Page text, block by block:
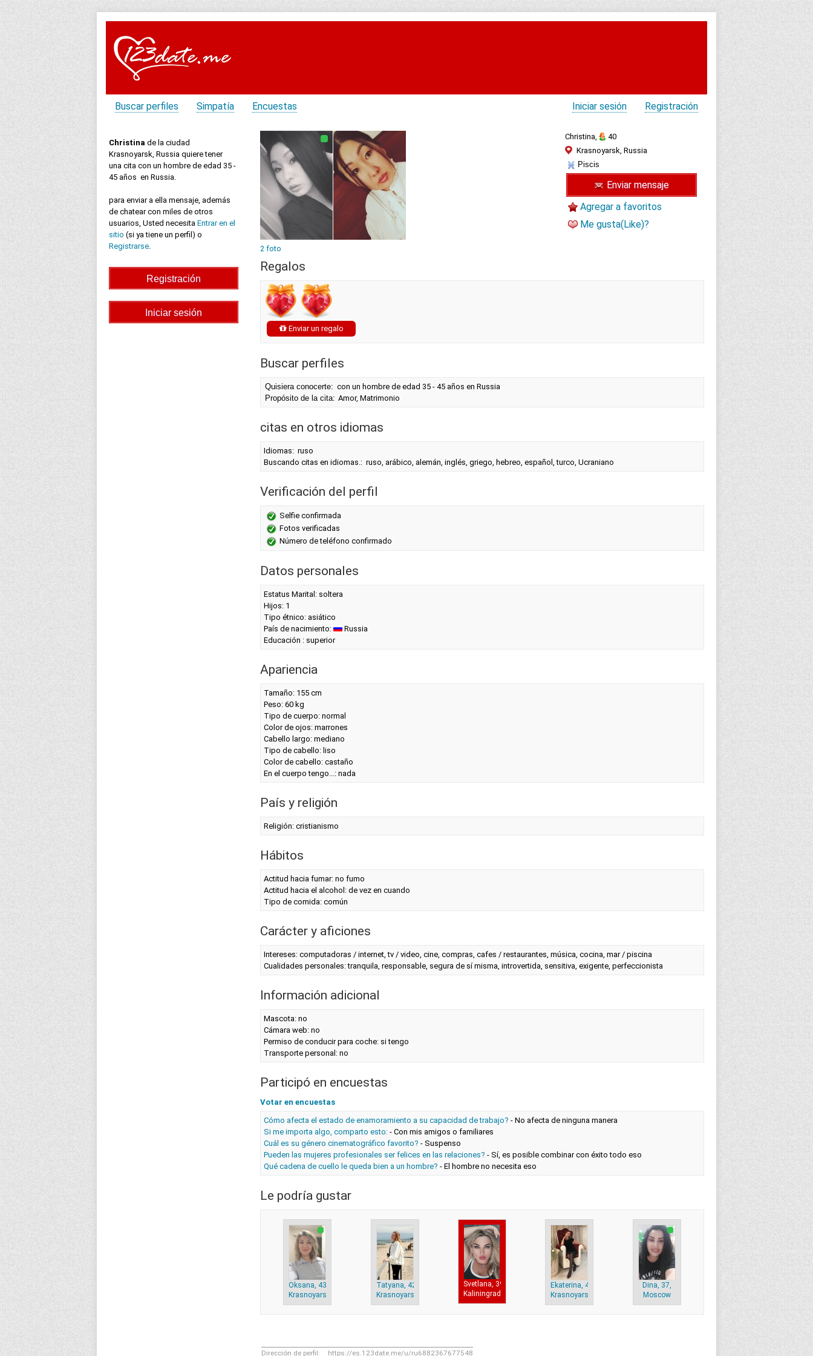
Buscar perfiles Simpatía Encuestas Registración
Iniciar sesión
Christina de la ciudad
Krasnoyarsk, Russia quiere tener
una cita con un hombre de edad 35 -
45 años en Russia.
para enviar a ella mensaje, además
de chatear con miles de otros
usuarios, Usted necesita Entrar en el
sitio (si ya tiene un perfil) o
Registrarse. 2 foto
Christina,
40
Krasnoyarsk, Russia
Piscis
Enviar mensaje
Agregar a favoritos
Me gusta(Like)?
Regalos
Enviar un regalo
Buscar perfiles
Quisiera conocerte: con un hombre de edad 35 - 45 años en Russia
Propósito de la cita: Amor, Matrimonio
citas en otros idiomas
Idiomas: ruso
Buscando citas en idiomas.: ruso, arábico, alemán, inglés, griego, hebreo, español, turco, Ucraniano
Verificación del perfil
Selfie confirmada
Fotos verificadas
Número de teléfono confirmado
Datos personales
Estatus Marital: soltera
Hijos: 1
Tipo étnico: asiático
País de nacimiento:
Russia
Educación : superior
Apariencia
Tamaño: 155 cm
Peso: 60 kg
Tipo de cuerpo: normal
Color de ojos: marrones
Cabello largo: mediano
Tipo de cabello: liso
Color de cabello: castaño
En el cuerpo tengo...: nada
País y religión
Religión: cristianismo
Hábitos
Actitud hacia fumar: no fumo
Actitud hacia el alcohol: de vez en cuando
Tipo de comida: común
Carácter y aficiones
Intereses: computadoras / internet, tv / video, cine, compras, cafes / restaurantes, música, cocina, mar / piscina
Cualidades personales: tranquila, responsable, segura de sí misma, introvertida, sensitiva, exigente, perfeccionista
Información adicional
Mascota: no
Cámara web: no
Permiso de conducir para coche: si tengo
Transporte personal: no
Participó en encuestas
Votar en encuestas
Cómo afecta el estado de enamoramiento a su capacidad de trabajo? - No afecta de ninguna manera
Si me importa algo, comparto esto: - Con mis amigos o familiares
Cuál es su género cinematográfico favorito? - Suspenso
Pueden las mujeres profesionales ser felices en las relaciones? - Sí, es posible combinar con éxito todo eso
Qué cadena de cuello le queda bien a un hombre? - El hombre no necesita eso
Le podría gustar
Oksana, 43,
Krasnoyarsk
Tatyana, 42,
Krasnoyarsk
Svetlana, 39,
Kaliningrad
Ekaterina, 43,
Krasnoyarsk
Dina, 37,
Moscow
Dirección de perfil: https://es.123date.me/u/ru6882367677548